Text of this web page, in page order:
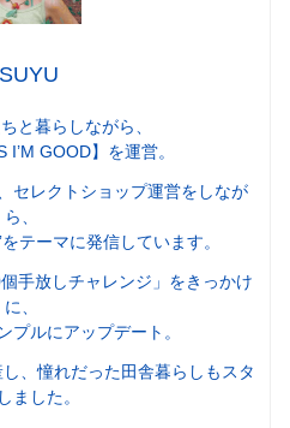
と暮らしながら、
GOOD】を運営。
セレクトショップ運営をしなが
ら、
テーマに発信しています。
手放しチャレンジ」をきっかけ
に、
プルにアップデート。
、憧れだった田舎暮らしもスタ
ました。